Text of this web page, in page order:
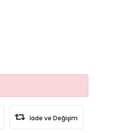
İade ve Değişim